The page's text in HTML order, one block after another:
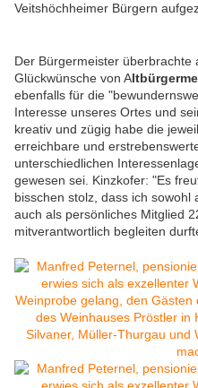
Veitshöchheimer Bürgern
Der Bürgermeister überbrachte
Glückwünsche von A
ebenfalls für die
Interesse unseres Ortes und
kreativ und zügig habe die
erreichbare und
unterschiedlichen
gewesen sei. Kinzkofer: "Es
bisschen stolz, dass ich sowohl
auch als persönliches Mitglied
mitverantwortlich begleiten